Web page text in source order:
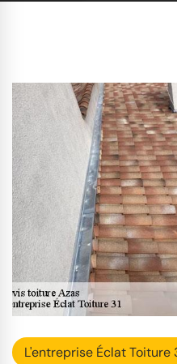
L'entreprise Éclat Toiture